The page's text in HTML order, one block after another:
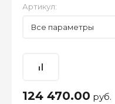
Артикул:
Все параметры
124 470.00 руб.